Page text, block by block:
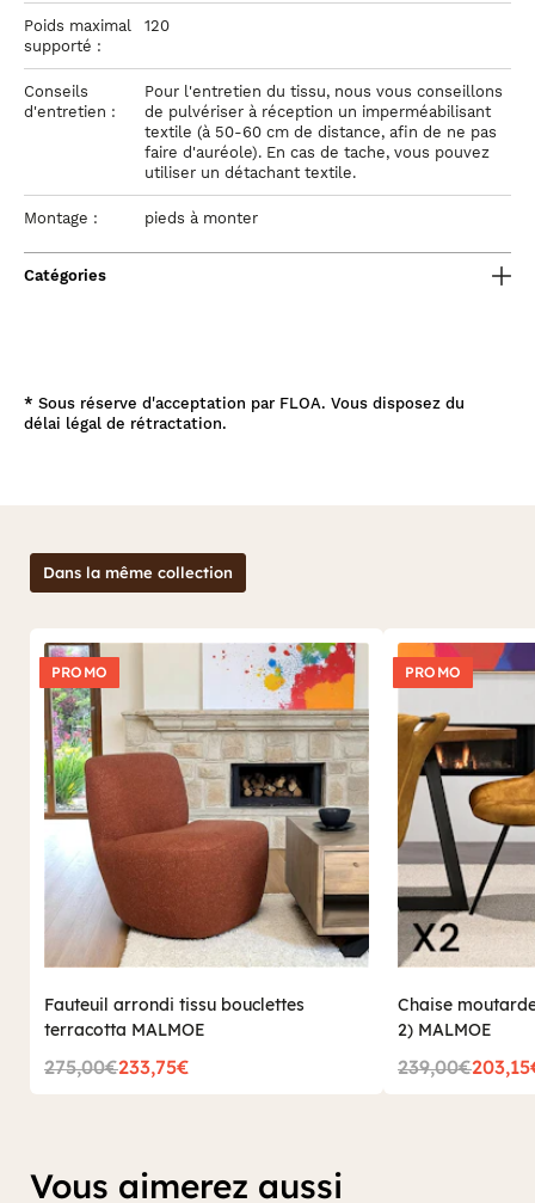
Poids maximal
supporté :
120
Conseils
d'entretien :
Pour l'entretien du tissu, nous vous conseillons
de pulvériser à réception un imperméabilisant
textile (à 50-60 cm de distance, afin de ne pas
faire d'auréole). En cas de tache, vous pouvez
utiliser un détachant textile.
Montage : pieds à monter
Catégories
* Sous réserve d'acceptation par FLOA. Vous disposez du
délai légal de rétractation.
Dans la même collection
PROMO
Fauteuil arrondi tissu bouclettes
terracotta MALMOE
275,00€233,75€
PROMO
Chaise
2) MALMOE
239,00€
Vous aimerez aussi